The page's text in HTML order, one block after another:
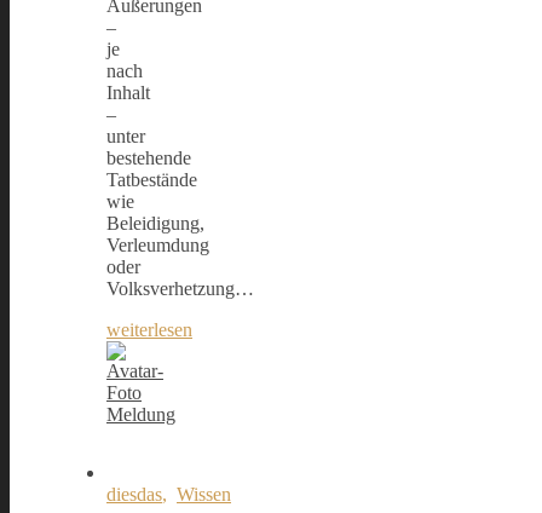
Äußerungen
–
je
nach
Inhalt
–
unter
bestehende
Tatbestände
wie
Beleidigung,
Verleumdung
oder
Volksverhetzung…
weiterlesen
Meldung
diesdas, Wissen